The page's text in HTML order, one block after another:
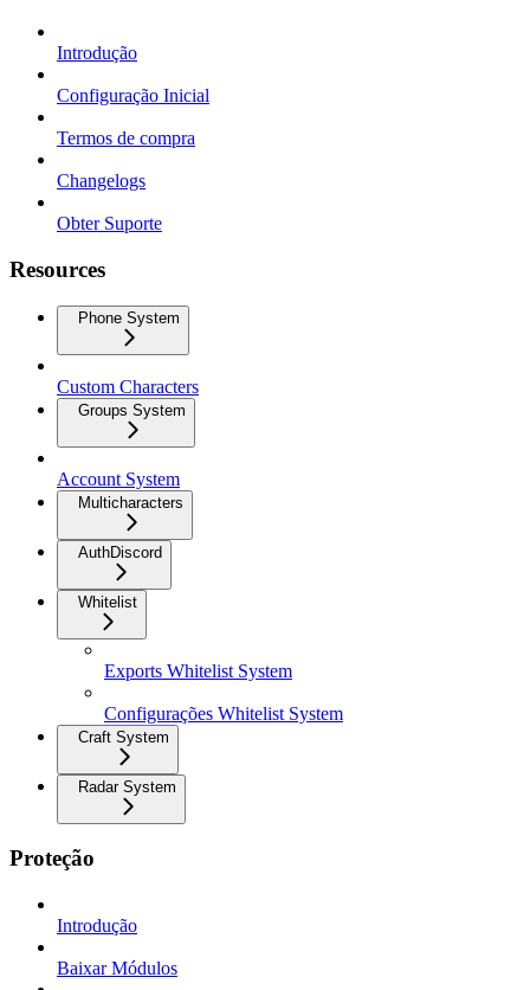
Introdução
Configuração Inicial
Termos de compra
Changelogs
Obter Suporte
Resources
Phone System
Custom Characters
Groups System
Account System
Multicharacters
AuthDiscord
Whitelist
Exports Whitelist System
Configurações Whitelist System
Craft System
Radar System
Proteção
Introdução
Baixar Módulos